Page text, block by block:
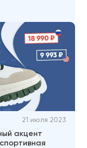
21 июля 2023
акцент